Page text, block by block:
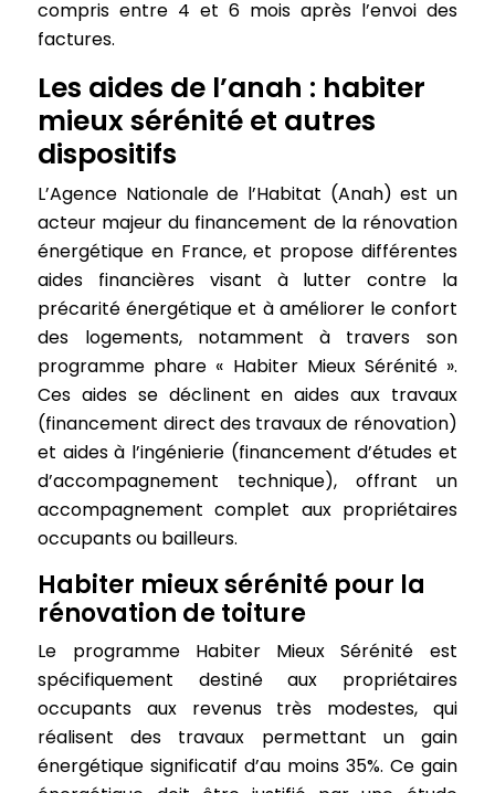
compris entre 4 et 6 mois après l’envoi des
factures.
Les aides de l’anah : habiter
mieux sérénité et autres
dispositifs
L’Agence Nationale de l’Habitat (Anah) est un
acteur majeur du financement de la rénovation
énergétique en France, et propose différentes
aides financières visant à lutter contre la
précarité énergétique et à améliorer le confort
des logements, notamment à travers son
programme phare « Habiter Mieux Sérénité ».
Ces aides se déclinent en aides aux travaux
(financement direct des travaux de rénovation)
et aides à l’ingénierie (financement d’études et
d’accompagnement technique), offrant un
accompagnement complet aux propriétaires
occupants ou bailleurs.
Habiter mieux sérénité pour la
rénovation de toiture
Le programme Habiter Mieux Sérénité est
spécifiquement destiné aux propriétaires
occupants aux revenus très modestes, qui
réalisent des travaux permettant un gain
énergétique significatif d’au moins 35%. Ce gain